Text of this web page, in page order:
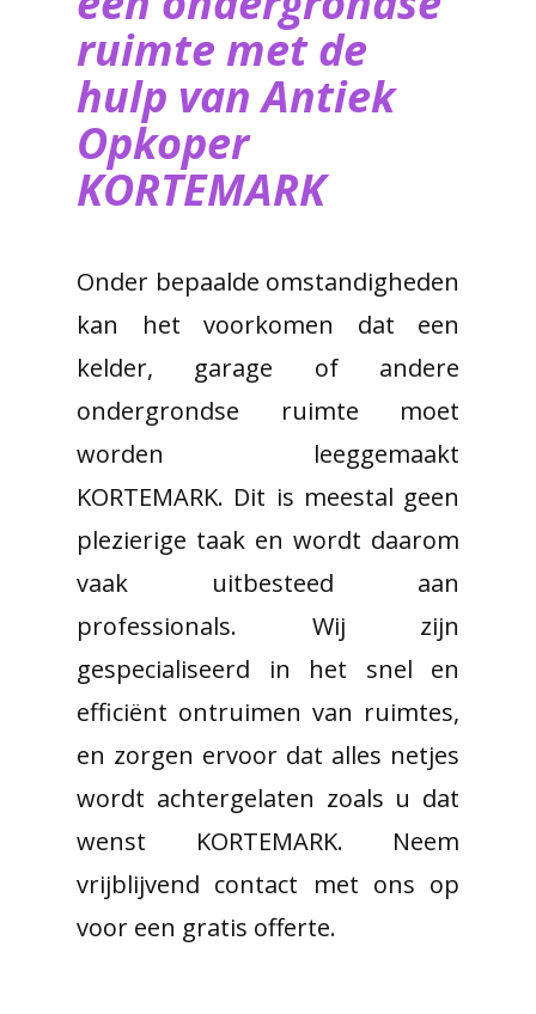
ruimte met de
hulp van ​Antiek
Opkoper
KORTEMARK
Onder bepaalde omstandigheden
kan het voorkomen dat een
kelder, garage of andere
ondergrondse ruimte moet
worden leeggemaakt
KORTEMARK. Dit is meestal geen
plezierige taak en wordt daarom
vaak uitbesteed aan
professionals. Wij zijn
gespecialiseerd in het snel en
efficiënt ontruimen van ruimtes,
en zorgen ervoor dat alles netjes
wordt achtergelaten zoals u dat
wenst KORTEMARK. Neem
vrijblijvend contact met ons op
voor een gratis offerte.